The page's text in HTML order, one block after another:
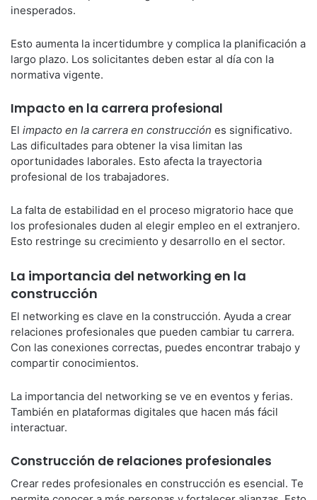
inesperados.
Esto aumenta la incertidumbre y complica la planificación a
largo plazo. Los solicitantes deben estar al día con la
normativa vigente.
Impacto en la carrera profesional
El impacto en la carrera en construcción es significativo.
Las dificultades para obtener la visa limitan las
oportunidades laborales. Esto afecta la trayectoria
profesional de los trabajadores.
La falta de estabilidad en el proceso migratorio hace que
los profesionales duden al elegir empleo en el extranjero.
Esto restringe su crecimiento y desarrollo en el sector.
La importancia del networking en la
construcción
El networking es clave en la construcción. Ayuda a crear
relaciones profesionales que pueden cambiar tu carrera.
Con las conexiones correctas, puedes encontrar trabajo y
compartir conocimientos.
La importancia del networking se ve en eventos y ferias.
También en plataformas digitales que hacen más fácil
interactuar.
Construcción de relaciones profesionales
Crear redes profesionales en construcción es esencial. Te